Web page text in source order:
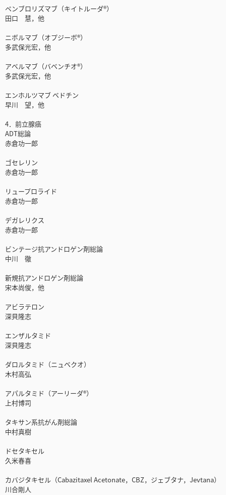
ペンブロリズマブ（キイトルーダ®）
田口 慧，他
ニボルマブ（オプジーボ®）
多武保光宏，他
アベルマブ（バベンチオ®）
多武保光宏，他
エンホルツマブ ベドチン
早川 望，他
4．前立腺癌
ADT総論
赤倉功一郎
ゴセレリン
赤倉功一郎
リュープロライド
赤倉功一郎
デガレリクス
赤倉功一郎
ビンテージ抗アンドロゲン剤総論
中川 徹
新規抗アンドロゲン剤総論
宋本尚俊，他
アビラテロン
深貝隆志
エンザルタミド
深貝隆志
ダロルタミド（ニュベクオ）
木村高弘
アパルタミド（アーリーダ®）
上村博司
タキサン系抗がん剤総論
中村真樹
ドセタキセル
久米春喜
カバジタキセル（Cabazitaxel Acetonate，CBZ，ジェブタナ，Jevtana）
川合剛人